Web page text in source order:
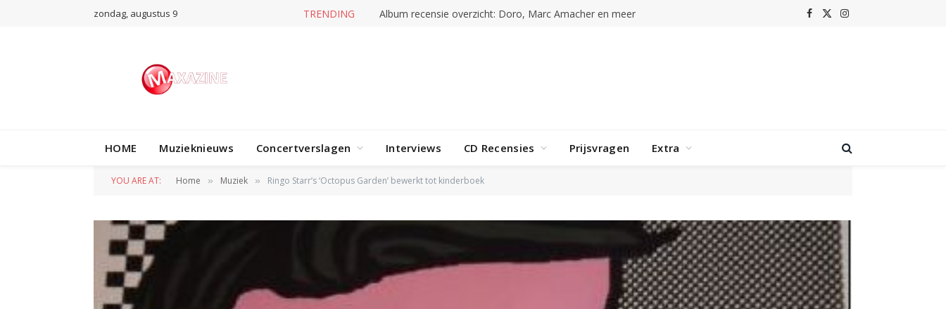
zondag, augustus 9 TRENDING Album recensie overzicht: Doro, Marc Amacher en meer Facebook
X
Instagram
HOME Muzieknieuws Concertverslagen Interviews CD Recensies Prijsvragen Extra
YOU ARE AT: Home » Muziek » Ringo Starr’s ‘Octopus Garden’ bewerkt tot kinderboek